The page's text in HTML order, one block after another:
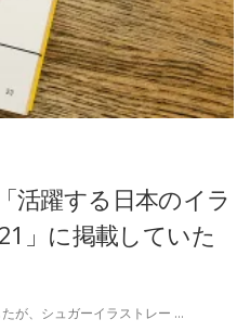
活躍する日本のイラ
」に掲載していた
が、シュガーイラストレー …